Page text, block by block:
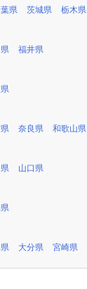
県 茨城県 栃木県
福井県
奈良県 和歌山県
山口県
大分県 宮崎県